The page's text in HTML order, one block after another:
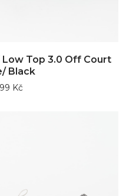
Top 3.0 Off Court
Black
Kč